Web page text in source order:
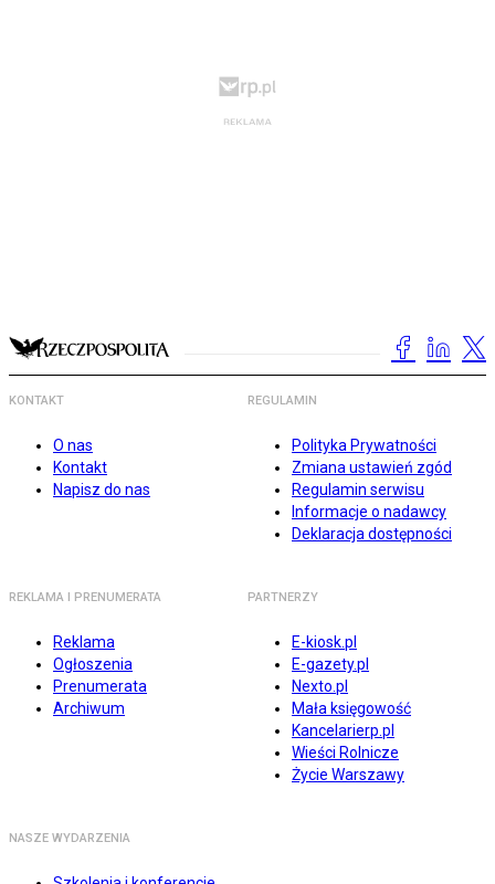
KONTAKT
O nas
Kontakt
Napisz do nas
REGULAMIN
Polityka Prywatności
Zmiana ustawień zgód
Regulamin serwisu
Informacje o nadawcy
Deklaracja dostępności
REKLAMA I PRENUMERATA
Reklama
Ogłoszenia
Prenumerata
Archiwum
PARTNERZY
E-kiosk.pl
E-gazety.pl
Nexto.pl
Mała księgowość
Kancelarierp.pl
Wieści Rolnicze
Życie Warszawy
NASZE WYDARZENIA